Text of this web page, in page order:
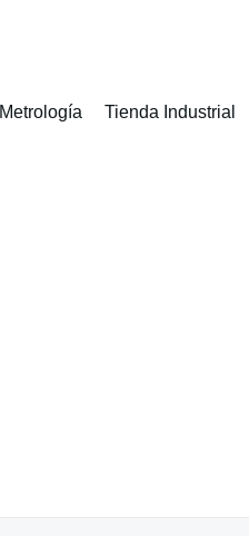
Metrología Tienda Industrial